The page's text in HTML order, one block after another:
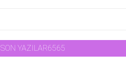
SON YAZILAR6565